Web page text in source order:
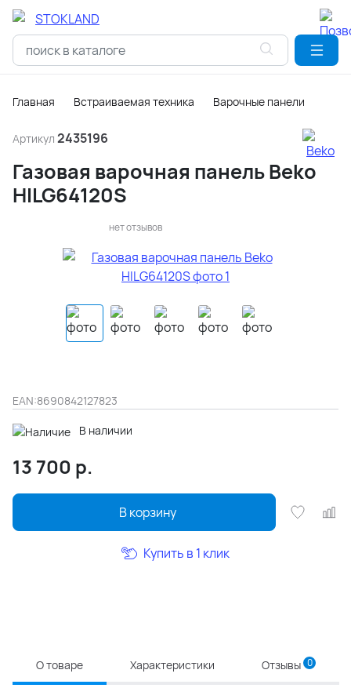
Главная Встраиваемая техника Варочные панели
Артикул 2435196
Газовая варочная панель Beko
HILG64120S
нет отзывов
EAN:8690842127823
В наличии
13 700 р.
В корзину
Купить в 1 клик
О товаре Характеристики Отзывы 0